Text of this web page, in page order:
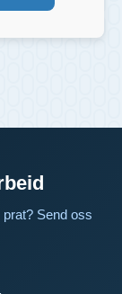
Send oss